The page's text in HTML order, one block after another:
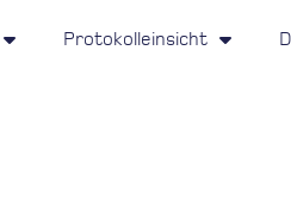
Protokolleinsicht